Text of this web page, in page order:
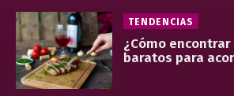
TENDENCIAS
¿Cómo
baratos para